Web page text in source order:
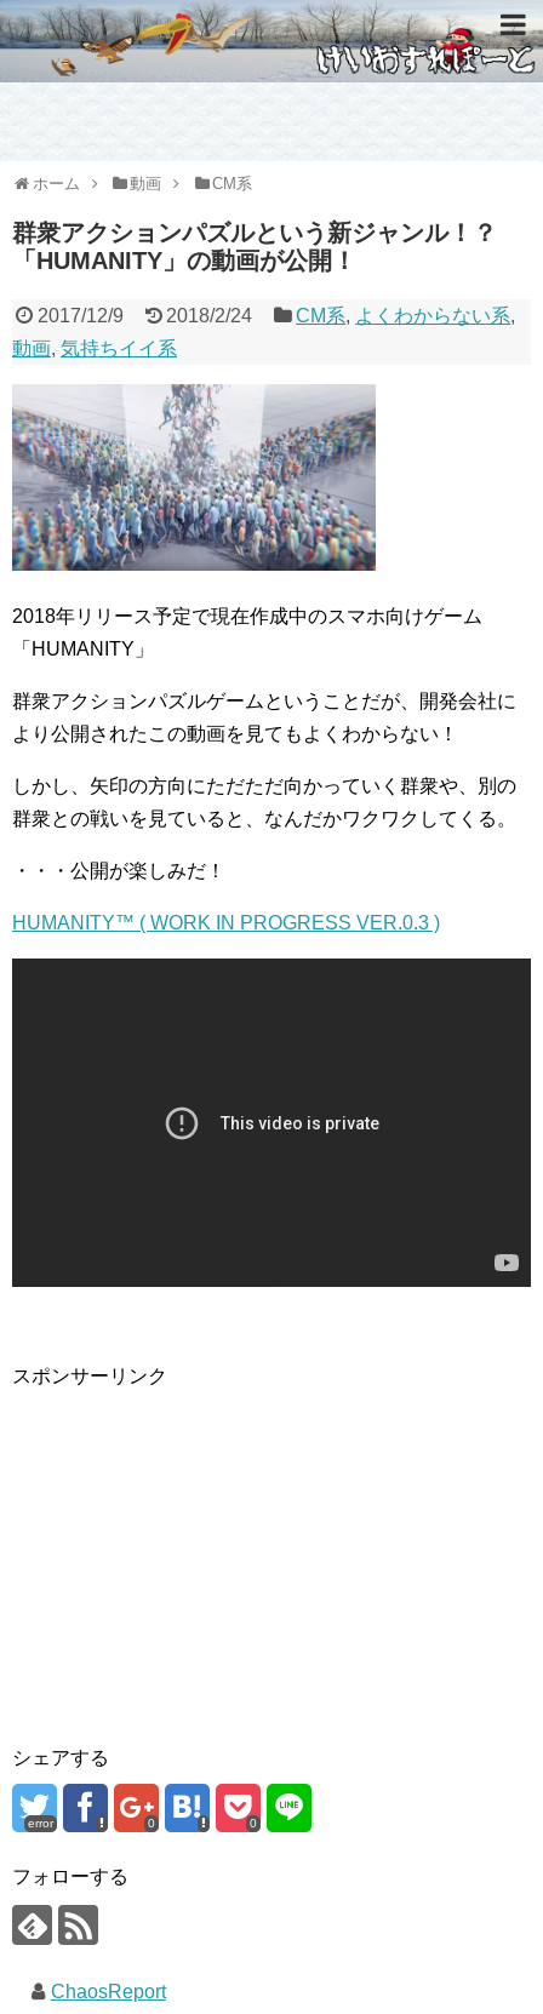
ホーム 動画 CM系
群衆アクションパズルという新ジャンル！？
「HUMANITY」の動画が公開！
2017/12/9 2018/2/24 CM系, よくわからない系,
動画, 気持ちイイ系
2018年リリース予定で現在作成中のスマホ向けゲーム
「HUMANITY」
群衆アクションパズルゲームということだが、開発会社に
より公開されたこの動画を見てもよくわからない！
しかし、矢印の方向にただただ向かっていく群衆や、別の
群衆との戦いを見ていると、なんだかワクワクしてくる。
・・・公開が楽しみだ！
HUMANITY™ ( WORK IN PROGRESS VER.0.3 )
スポンサーリンク
シェアする
error 0 0
フォローする
ChaosReport